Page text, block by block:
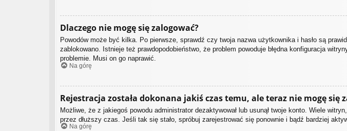
Dlaczego nie mogę się zalogować?
Powodów może być kilka. Po pierwsze, sprawdź czy twoja nazwa użytkownika i hasło są
zablokowano. Istnieje też prawdopodobieństwo, że problem powoduje błędna konfiguracja
problemie. Musi on go naprawić.
Na górę
Rejestracja została dokonana jakiś czas temu, ale teraz nie mogę się
Możliwe, że z jakiegoś powodu administrator dezaktywował lub usunął twoje konto. Wiele
przez dłuższy czas. Jeśli tak się stało, spróbuj zarejestrować się ponownie i bądź bardziej
Na górę